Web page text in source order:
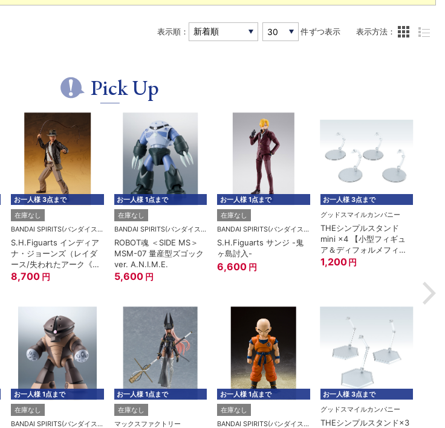
表示順： 件ずつ表示 表示方法：
Pick Up
お一人様 3点まで
在庫なし
BANDAI SPIRITS(バンダイスピリッツ)
S.H.Figuarts インディア
ナ・ジョーンズ（レイダ
ース/失われたアーク《聖
櫃》）
8,700 円
お一人様 1点まで
在庫なし
BANDAI SPIRITS(バンダイスピリッツ)
ROBOT魂 ＜SIDE MS＞
MSM-07 量産型ズゴック
ver. A.N.I.M.E.
5,600 円
お一人様 1点まで
在庫なし
BANDAI SPIRITS(バンダイスピリッツ)
S.H.Figuarts サンジ -鬼
ヶ島討入-
6,600 円
お一人様 3点まで
グッドスマイルカンパニー
THEシンプルスタンド
mini ×4 【小型フィギュ
ア＆ディフォルメフィギ
ュア用】
1,200 円
お一人様 1点まで
在庫なし
BANDAI SPIRITS(バンダイスピリッツ)
お一人様 1点まで
在庫なし
マックスファクトリー
お一人様 1点まで
在庫なし
BANDAI SPIRITS(バンダイスピリッツ)
お一人様 3点まで
グッドスマイルカンパニー
THEシンプルスタンド×3